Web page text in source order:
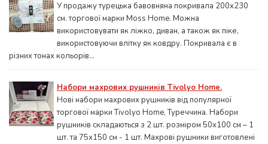
У продажу турецька бавовняна покривала 200x230
см. торгової марки Moss Home. Можна
використовувати як ліжко, диван, а також як піке,
використовуючи влітку як ковдру. Покривала є в
різних тонах кольорів...
Набори махрових рушників Tivolyo Home.
Нові набори махрових рушників від популярної
торгової марки Tivolyo Home, Туреччина. Набори
рушників складаються з 2 шт. розміром 50x100 см – 1
шт. та 75х150 см - 1 шт. Махрові рушники виготовлені